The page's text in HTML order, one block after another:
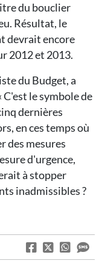
du bouclier
Résultat, le
devrait encore
2012 et 2013.
du Budget, a
le symbole de
dernières
en ces temps où
des mesures
d'urgence,
à stopper
inadmissibles ?